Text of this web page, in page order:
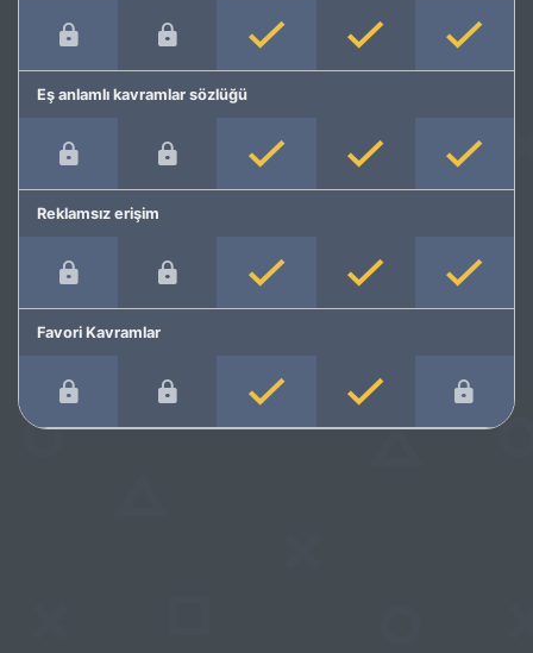
Eş anlamlı kavramlar sözlüğü
Reklamsız erişim
Favori Kavramlar